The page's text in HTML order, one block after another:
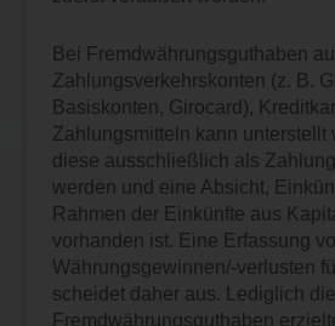
Bei Fremdwährungsguthaben
Zahlungsverkehrskonten (z. B.
Basiskonten, Girocard),
Zahlungsmitteln kann unterstellt
diese ausschließlich als
werden und eine Absicht,
Rahmen der Einkünfte aus
vorhanden ist. Eine Erfassung
Währungsgewinnen/-verlusten
scheidet daher aus. Lediglich
Fremdwährungsguthaben